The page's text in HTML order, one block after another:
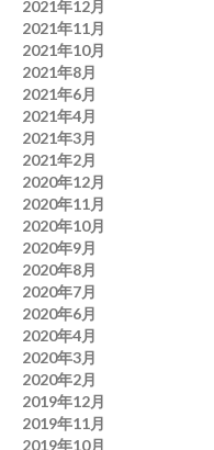
2021年12月
2021年11月
2021年10月
2021年8月
2021年6月
2021年4月
2021年3月
2021年2月
2020年12月
2020年11月
2020年10月
2020年9月
2020年8月
2020年7月
2020年6月
2020年4月
2020年3月
2020年2月
2019年12月
2019年11月
2019年10月